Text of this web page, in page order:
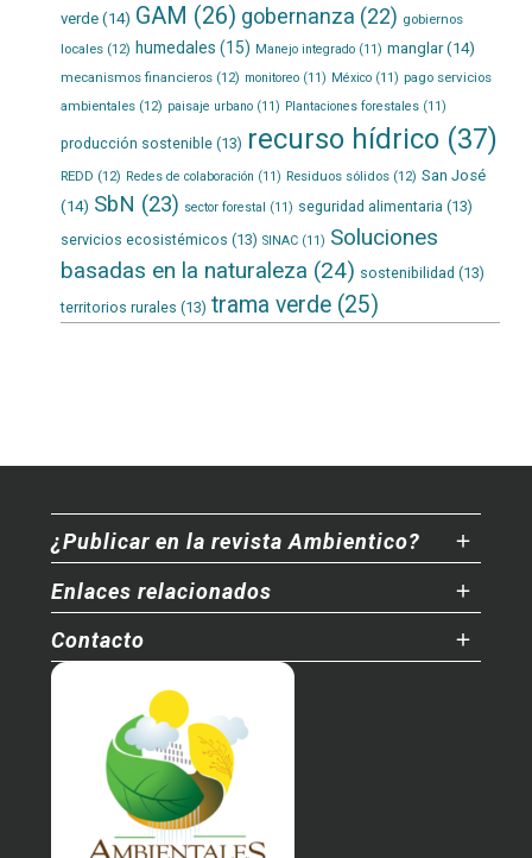
verde(14) GAM (26) gobernanza (22) gobiernos
locales(12) humedales (15) Manejo integrado(11) manglar(14)
mecanismos financieros(12) monitoreo(11) México(11) pago servicios
ambientales(12) paisaje urbano(11) Plantaciones forestales(11)
producción sostenible(13) recurso hídrico(37)
REDD (12) Redes de colaboración (11) Residuos sólidos(12) San José
(14) SbN (23) sector forestal (11) seguridad alimentaria (13)
servicios ecosistémicos (13) SINAC(11) Soluciones
basadas en la naturaleza (24) sostenibilidad (13)
territorios rurales (13) trama verde(25)
¿Publicar en la revista Ambientico?
Enlaces relacionados
Contacto